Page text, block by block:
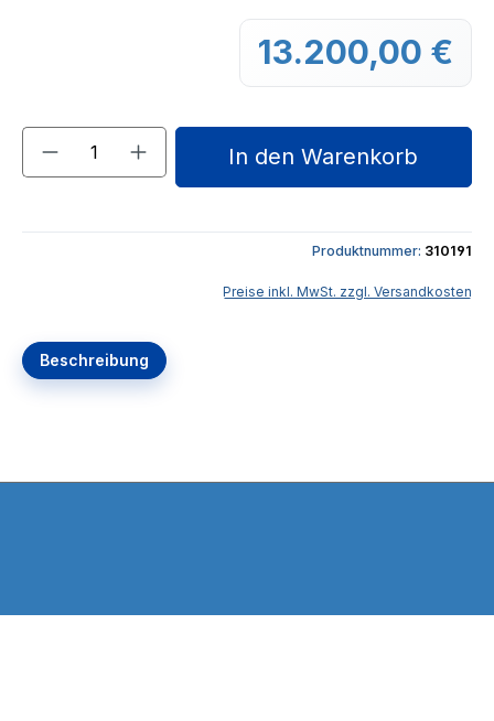
13.200,00 €
Produkt Anzahl: Gib den gewünschten
In den Warenkorb
Produktnummer: 310191
Preise inkl. MwSt. zzgl. Versandkosten
Beschreibung